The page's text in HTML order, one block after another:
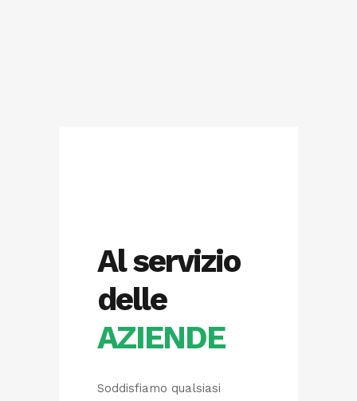
Al servizio
delle
AZIENDE
Soddisfiamo qualsiasi